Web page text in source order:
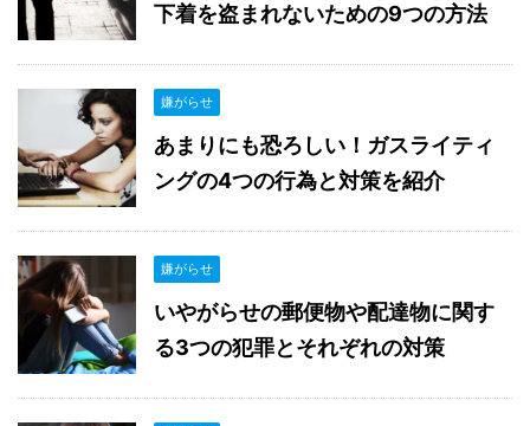
下着を盗まれないための9つの方法
嫌がらせ
あまりにも恐ろしい！ガスライティ
ングの4つの行為と対策を紹介
嫌がらせ
いやがらせの郵便物や配達物に関す
る3つの犯罪とそれぞれの対策